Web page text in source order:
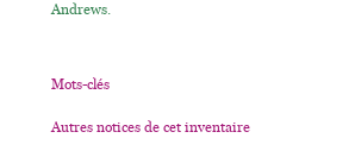
Andrews.
Mots-clés
Autres notices de cet inventaire